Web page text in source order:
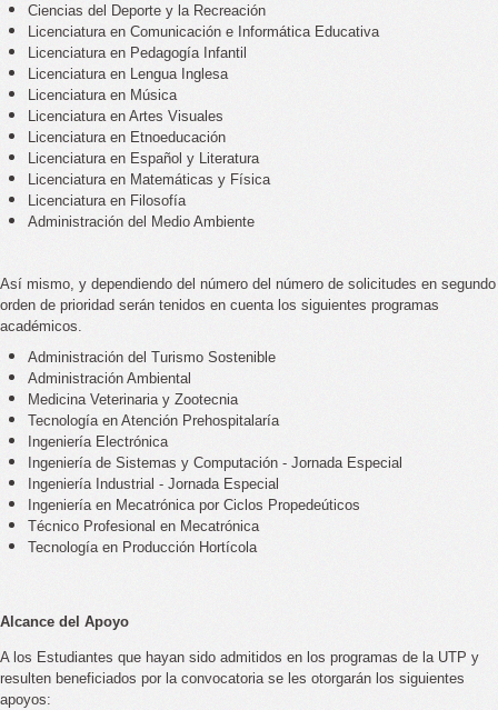
Ciencias del Deporte y la Recreación
Licenciatura en Comunicación e Informática Educativa
Licenciatura en Pedagogía Infantil
Licenciatura en Lengua Inglesa
Licenciatura en Música
Licenciatura en Artes Visuales
Licenciatura en Etnoeducación
Licenciatura en Español y Literatura
Licenciatura en Matemáticas y Física
Licenciatura en Filosofía
Administración del Medio Ambiente
Así mismo, y dependiendo del número del número de solicitudes en segundo
orden de prioridad serán tenidos en cuenta los siguientes programas
académicos.
Administración del Turismo Sostenible
Administración Ambiental
Medicina Veterinaria y Zootecnia
Tecnología en Atención Prehospitalaría
Ingeniería Electrónica
Ingeniería de Sistemas y Computación - Jornada Especial
Ingeniería Industrial - Jornada Especial
Ingeniería en Mecatrónica por Ciclos Propedeúticos
Técnico Profesional en Mecatrónica
Tecnología en Producción Hortícola
Alcance del Apoyo
A los Estudiantes que hayan sido admitidos en los programas de la UTP y
resulten beneficiados por la convocatoria se les otorgarán los siguientes
apoyos: